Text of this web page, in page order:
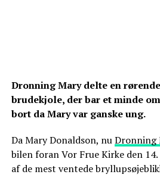
Dronning Mary delte en
brudekjole, der bar et minde
bort da Mary var ganske ung.
Da Mary Donaldson, nuDronning
bilen foran Vor Frue Kirke den
af de mest ventede